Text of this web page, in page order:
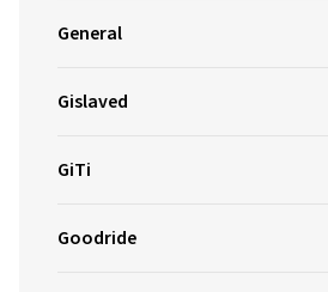
General
Gislaved
GiTi
Goodride